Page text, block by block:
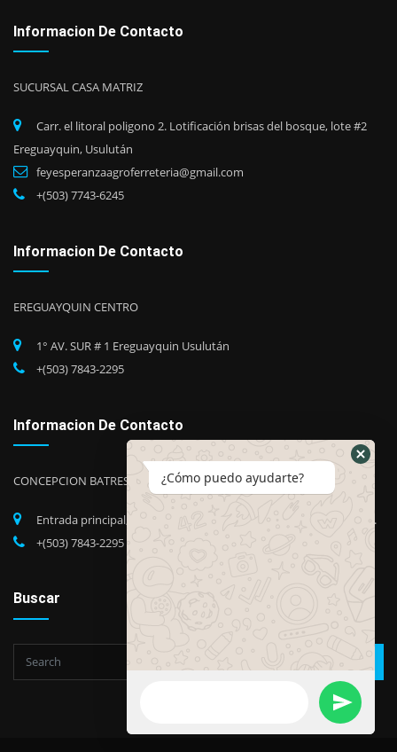
Informacion De Contacto
SUCURSAL CASA MATRIZ
Carr. el litoral poligono 2. Lotificación brisas del bosque, lote #2
Ereguayquin, Usulután
feyesperanzaagroferreteria@gmail.com
+(503) 7743-6245
Informacion De Contacto
EREGUAYQUIN CENTRO
1° AV. SUR # 1 Ereguayquin Usulután
+(503) 7843-2295
Informacion De Contacto
CONCEPCION BATRES
Entrada principal, Barrio Candelaria, Concepción Batres, Usuluán.
+(503) 7843-2295
Buscar
¿Cómo puedo ayudarte?